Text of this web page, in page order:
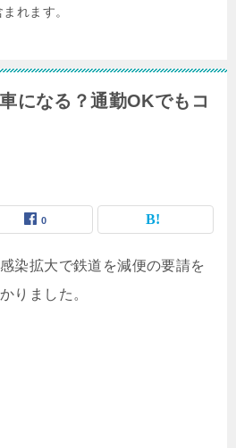
れます。
になる？通勤OKでもコ
0
染拡大で鉄道を減便の要請を
りました。